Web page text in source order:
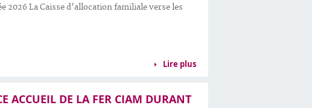
2026 La Caisse d'allocation familiale verse les
Lire plus
ACCUEIL DE LA FER CIAM DURANT